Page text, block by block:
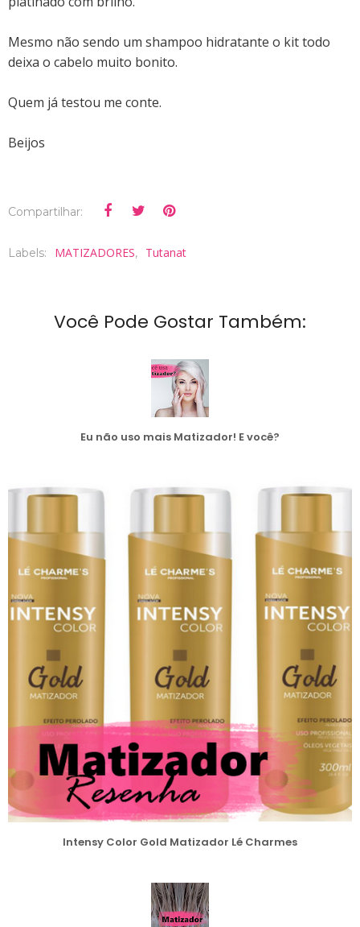
Mesmo não sendo um shampoo hidratante o kit todo
deixa o cabelo muito bonito.
Quem já testou me conte.
Beijos
Compartilhar:
Labels: MATIZADORES, Tutanat
Você Pode Gostar Também:
Eu não uso mais Matizador! E você?
Intensy Color Gold Matizador Lé Charmes